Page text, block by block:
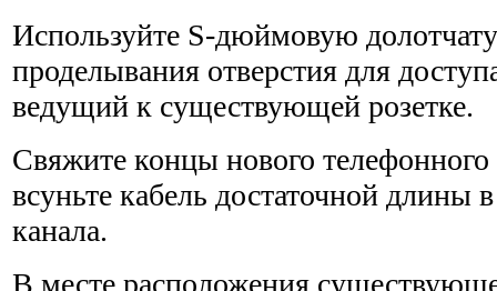
Используйте S-дюймовую
проделывания отверстия для
ведущий к существующей розетке.
Свяжите концы нового телефонного
всуньте кабель доста­точной длины
канала.
В месте расположения